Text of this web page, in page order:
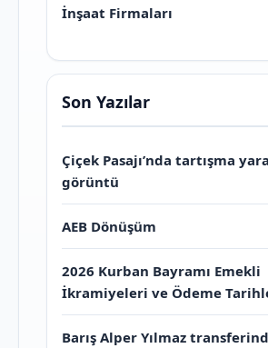
İnşaat Firmaları
Son Yazılar
Çiçek Pasajı’nda tartışma
görüntü
AEB Dönüşüm
2026 Kurban Bayramı Emekli
İkramiyeleri ve Ödeme
Barış Alper Yılmaz